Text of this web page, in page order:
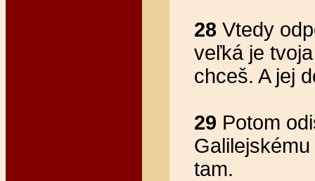
28Vtedy
veľká je
chceš. A jej
29 Potom
tam.